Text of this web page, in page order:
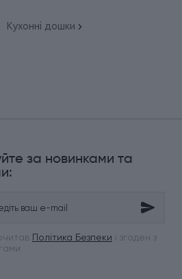
Кухонні дошки
за новинками та
Політика Безпеки і згоден з